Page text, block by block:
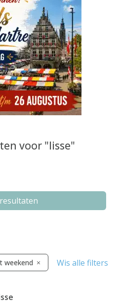
voor "lisse"
weekend Wis alle filters